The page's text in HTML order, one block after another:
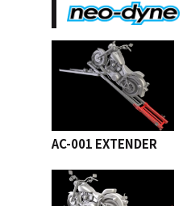
AC-001 EXTENDER